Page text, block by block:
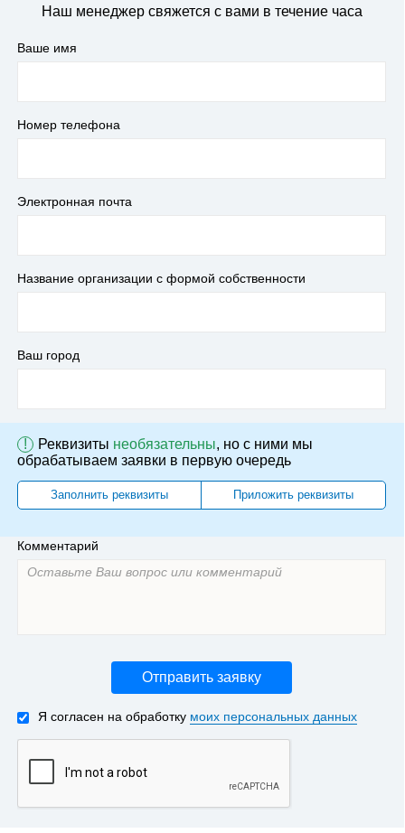
Наш менеджер свяжется с вами в течение часа
Ваше имя
Номер телефона
Электронная почта
Название организации с формой собственности
Ваш город
! Реквизиты необязательны, но с ними мы
обрабатываем заявки в первую очередь
Заполнить реквизиты Приложить реквизиты
Комментарий
Отправить заявку
Я согласен на обработку моих персональных данных